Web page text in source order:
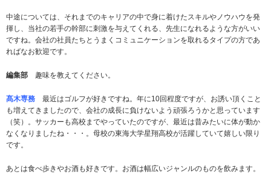
中途については、それまでのキャリアの中で身に着けたスキルやノウハウを発
揮し、当社の若手の幹部に刺激を与えてくれる、先生になれるような方がいい
ですね。会社の社員たちとうまくコミュニケーションを取れるタイプの方であ
ればなお歓迎です。
編集部 趣味を教えてください。
髙木専務 最近はゴルフが好きですね。年に10回程度ですが、お誘い頂くこと
も増えてきましたので、会社の成長に負けないよう頑張ろうかと思っています
（笑）。サッカーも高校までやっていたのですが、最近は昔みたいに体が動か
なくなりましたね・・・。母校の東海大学星翔高校が活躍していて嬉しい限り
です。
あとは食べ歩きやお酒も好きです。お酒は幅広いジャンルのものを飲みます。